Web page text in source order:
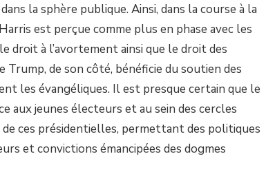
la sphère publique. Ainsi, dans la course à la
est perçue comme plus en phase avec les
droit à l’avortement ainsi que le droit des
Trump, de son côté, bénéficie du soutien des
les évangéliques. Il est presque certain que le
aux jeunes électeurs et au sein des cercles
ces présidentielles, permettant des politiques
et convictions émancipées des dogmes